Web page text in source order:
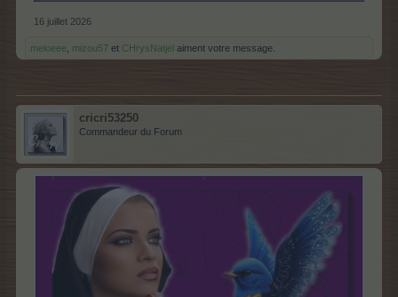
16 juillet 2026
meloeee mizou57 et CHrysNatjel aiment votre message.
cricri53250
Commandeur du Forum